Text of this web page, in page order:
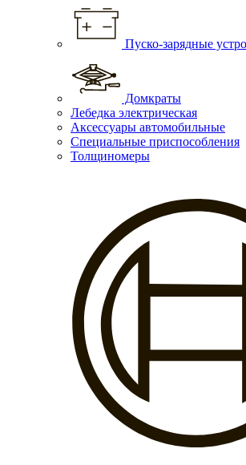
Пуско-зарядные
Домкраты
Лебедка электрическая
Аксессуары автомобильные
Специальные приспособления
Толщиномеры